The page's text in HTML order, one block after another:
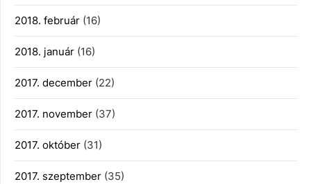
2018. február (16)
2018. január (16)
2017. december (22)
2017. november (37)
2017. október (31)
2017. szeptember (35)